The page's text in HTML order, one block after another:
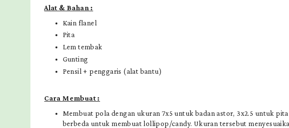
Alat & Bahan :
Kain flanel
Pita
Lem tembak
Gunting
Pensil + penggaris (alat bantu)
Cara Membuat :
Membuat pola dengan ukuran 7x5 untuk badan astor, 3x2.5 untuk
berbeda untuk membuat lollipop/candy. Ukuran tersebut